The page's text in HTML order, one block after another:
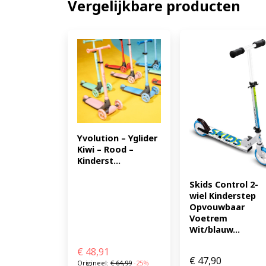
Vergelijkbare producten
Yvolution – Yglider
Kiwi – Rood –
Kinderst...
€ 48,91
Origineel: €64,99 -25%
Skids Control 2-
wiel Kinderstep
Opvouwbaar
Voetrem
Wit/blauw...
€47,90